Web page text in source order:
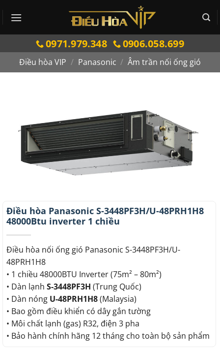
qua
0971.979.348 0906.058.699
Điều hòa VIP / Panasonic / Âm trần nối ống gió
Điều hòa Panasonic S-3448PF3H/U-48PRH1H8
48000Btu inverter 1 chiều
Điều hòa nối ống gió Panasonic S-3448PF3H/U-
48PRH1H8
• 1 chiều 48000BTU Inverter (75m² – 80m²)
• Dàn lạnh S-3448PF3H (Trung Quốc)
• Dàn nóng U-48PRH1H8(Malaysia)
• Bao gồm điều khiển có dây gắn tường
• Môi chất lạnh (gas) R32, điện 3 pha
• Bảo hành chính hãng 12 tháng cho toàn bộ sản phẩm